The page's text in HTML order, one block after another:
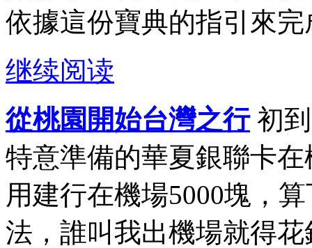
依據這份寶典的指引來完
继续阅读
從桃園開始台灣之行初到
特意準備的華夏銀聯卡
用建行在機場5000塊，
法，誰叫我出機場就得